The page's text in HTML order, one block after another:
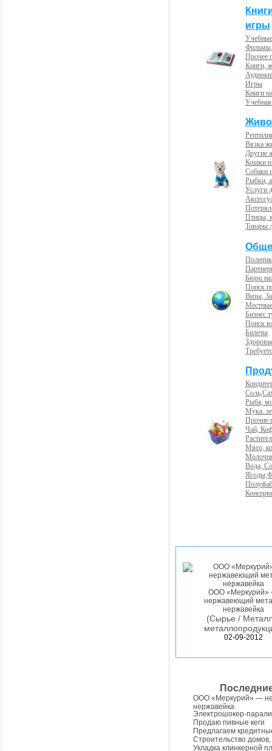
игры
Прочее
Книги,
Игры
Книги
Вязка
Другие
Кошки и
Собаки
Рыбки,
Услуги
Птицы,
Товары
Бюро
Поиск
Визы,
Бизнес
Поиск
Билеты
Рыба,
Мука.
Прочие
Чай,
Мясо,
Вода,
ООО
нержавеющий
нержавейка
(Сырье /
02-09-2012
ООО «Меркурий» —
нержавейка
Электрошокер-
Продаю пивные кеги
Предлагаем
Строительство
Укладка клинкерной